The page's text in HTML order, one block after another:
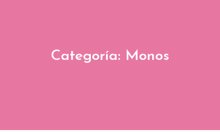
Categoría: Monos